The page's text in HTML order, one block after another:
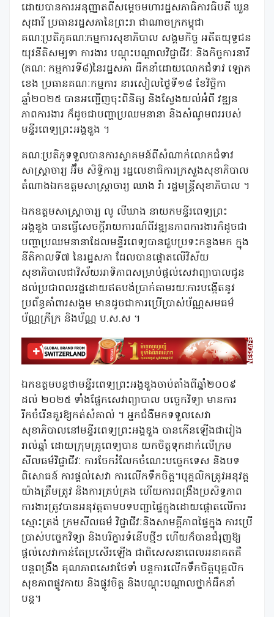
ដោយបានការអនុញ្ញាតពីសម្តេចមហារដ្ឋសភាធិការធិបតី ឃួន
សុដារី ប្រធានរដ្ឋសភានៃព្រះរា ជាណាចក្រកម្ពុជា
គណ:ប្រតិភូគណ:កម្មការសុខាភិបាល សង្គមកិច្ច អតីតយុទ្ធជន
យុវនីតិសម្បទា ការងារ បណ្តុះបណ្តាលវិជ្ជាជីវៈ និងកិច្ចការនារី
(គណ: កម្មការទី៨)នៃរដ្ឋសភា ដឹកនាំដោយលោកជំទាវ ឡោក
ខេង ប្រធានគណៈកម្មការ នារសៀលថ្ងៃទី១៨ ខែវិច្ឆិកា
ឆ្នាំ២០២៥ បានអញ្ជើញចុះពិនិត្យ និងស្វែងយល់អំពី វឌ្ឍន
ភាពការងារ ក៏ដូចជាបញ្ហាប្រឈមនានា និងសំណូមពររបស់
មន្ទីរពេទ្យព្រះអង្គឌួង ។
គណ:ប្រតិភូទទួលបានការស្វាគមន៍ពីសំណាក់លោកជំទាវ
សាស្ត្រាចារ្យ អ៊ឹម សិទ្ធិការ្យ រដ្ឋលេខាធិការក្រសួងសុខាភិបាល
តំណាងឯកឧត្តមសាស្ត្រាចារ្យ ឈាង រ៉ា រដ្ឋមន្រ្តីសុខាភិបាល ។
ឯកឧត្តមសាស្ដ្រាចារ្យ លូ លីឃាង នាយកមន្ទីរពេទ្យព្រះ
អង្គឌួង បានធ្វើសេចក្តីរាយការណ៍ពីវឌ្ឍនភាពការងារក៏ដូចជា
បញ្ហាប្រឈមនានាដែលមន្ទីរពេទ្យបានជួបប្រទះកន្លងមក ក្នុង
នីតិកាលទី៧ នៃរដ្ឋសភា ដែលបានផ្តោតលើវិស័យ
សុខាភិបាលជាវិស័យអាទិភាពសម្រាប់ផ្តល់សេវាព្យាបាលជូន
ដល់ប្រជាពលរដ្ឋដោយឥតបង់ប្រាក់តាមរយ:ការបង្កើតនូវ
ប្រព័ន្ធគាំពារសង្គម មានដូចជាការប្រើប្រាស់ប័ណ្ណសមធម៌
ប័ណ្ណក្រីក្រ និងប័ណ្ណ ប.ស.ស ។
ឯកឧត្តមបន្តថាមន្ទីរពេទ្យព្រះអង្គឌួងចាប់តាំងពីឆ្នាំ២០០៩
ដល់ ២០២៥ ទាំងផ្នែកសេវាព្យាបាល បច្ចេកវិទ្យា មានការ
រីកចំរើនគួរឱ្យកត់សំគាល់ ។ អ្នកជំងឺមកទទួលសេវា
សុខាភិបាលនៅមន្ទីរពេទ្យព្រះអង្គឌួង បានកើនឡើងជារៀង
រាល់ឆ្នាំ ដោយក្រុមគ្រូពេទ្យបាន យកចិត្តទុកដាក់លើក្រម
សីលធម៌វិជ្ជាជីវៈ ការចែករំលែកចំណេះបច្ចេកទេស និងបទ
ពិសោធន៍ ការផ្តល់សេវា ការលើកទឹកចិត្ត។បុគ្គលិកត្រូវអនុវត្ត
យ៉ាងត្រឹមត្រូវ និងការគ្រប់គ្រង ហើយការពង្រឹងប្រសិទ្ធភាព
ការងារត្រូវបានអនុវត្តតាមបទបញ្ជាផ្ទៃក្នុងដោយផ្តោតលើការ
ស្មោះត្រង់ ក្រមសីលធម៌ វិជ្ជាជីវៈនិងសាមគ្គីភាពផ្ទៃក្នុង ការប្រើ
ប្រាស់បច្ចេកវិទ្យា និងបរិក្ខារទំនើបថ្មីៗ ហើយក៏បានជំរុញឱ្យ
ផ្តល់សេវាកាន់តែប្រសើរឡើង ជាពិសេសនាពេលអនាគតគឺ
បន្តពង្រឹង គុណភាពសេវាថែទាំ បន្តការលើកទឹកចិត្តបុគ្គលិក
សុខភាពផ្លូវកាយ និងផ្លូវចិត្ត និងបណ្តុះបណ្តាលថ្នាក់ដឹកនាំ
បន្ត។